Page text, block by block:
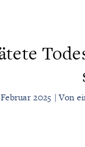
2025 | Von